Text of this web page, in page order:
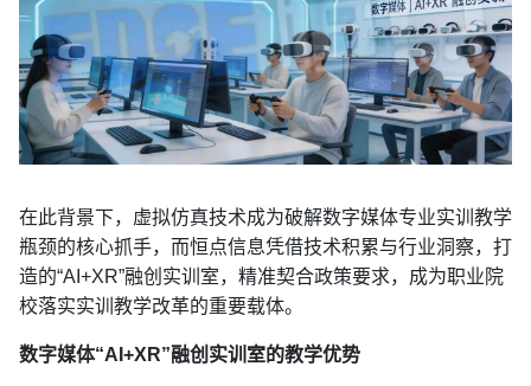
在此背景下，虚拟仿真技术成为破解数字媒体专业实训教学
瓶颈的核心抓手，而恒点信息凭借技术积累与行业洞察，打
造的“AI+XR”融创实训室，精准契合政策要求，成为职业院
校落实实训教学改革的重要载体。
数字媒体“AI+XR”融创实训室的教学优势